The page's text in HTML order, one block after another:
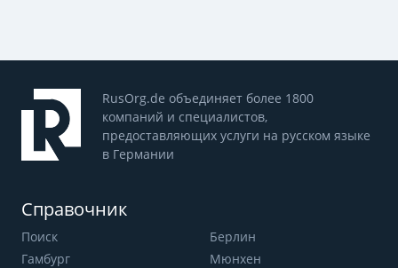
RusOrg.de объединяет более 1800
компаний и специалистов,
предоставляющих услуги на русском языке
в Германии
Справочник
Поиск
Берлин
Гамбург
Мюнхен